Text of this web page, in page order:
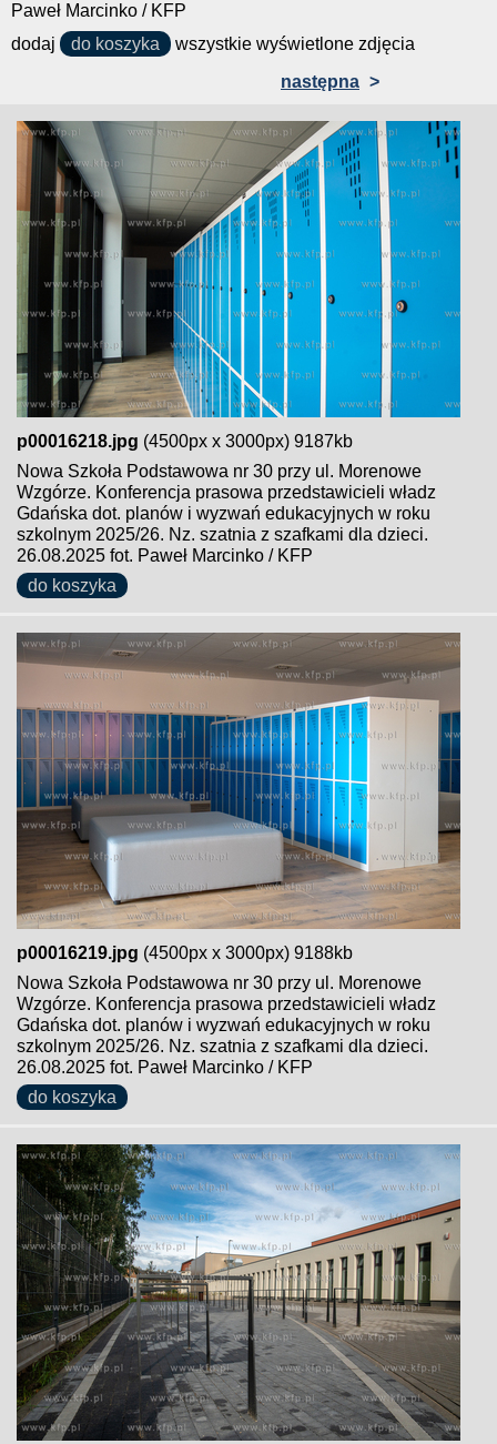
Paweł Marcinko / KFP
dodaj
do koszyka
wszystkie wyświetlone zdjęcia
następna >
p00016218.jpg (4500px x 3000px) 9187kb
Nowa Szkoła Podstawowa nr 30 przy ul. Morenowe
Wzgórze. Konferencja prasowa przedstawicieli władz
Gdańska dot. planów i wyzwań edukacyjnych w roku
szkolnym 2025/26. Nz. szatnia z szafkami dla dzieci.
26.08.2025 fot. Paweł Marcinko / KFP
do koszyka
p00016219.jpg (4500px x 3000px) 9188kb
Nowa Szkoła Podstawowa nr 30 przy ul. Morenowe
Wzgórze. Konferencja prasowa przedstawicieli władz
Gdańska dot. planów i wyzwań edukacyjnych w roku
szkolnym 2025/26. Nz. szatnia z szafkami dla dzieci.
26.08.2025 fot. Paweł Marcinko / KFP
do koszyka